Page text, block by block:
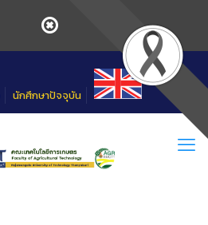
นักศึกษาปัจจุบัน